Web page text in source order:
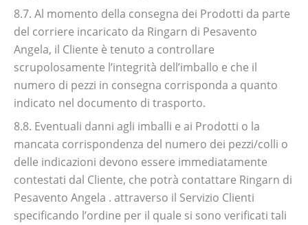
8.7. Al momento della consegna dei Prodotti da parte
del corriere incaricato da Ringarn di Pesavento
Angela, il Cliente è tenuto a controllare
scrupolosamente l’integrità dell’imballo e che il
numero di pezzi in consegna corrisponda a quanto
indicato nel documento di trasporto.
8.8. Eventuali danni agli imballi e ai Prodotti o la
mancata corrispondenza del numero dei pezzi/colli o
delle indicazioni devono essere immediatamente
contestati dal Cliente, che potrà contattare Ringarn di
Pesavento Angela . attraverso il Servizio Clienti
specificando l’ordine per il quale si sono verificati tali